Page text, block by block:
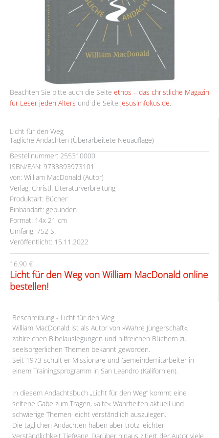
Licht für den Weg
Tägliche Andachten (Überarbeitete Neuauflage)
Bestellnummer: 255310000
ISBN/EAN: 9783893973101
von: William MacDonald (Autor)
Verlag: Christl. Literaturverbreitung
Produktart: Bücher
Einbandart: gebunden
Format: 14x 21 cm
Umfang: 752 S.
Veröffentlicht: 15.11.2022
16.90 €
Licht für den Weg von William MacDonald online
bestellen!
Beachten Sie bitte auch die Seite ethos – das christliche Magazin
für Leser jeden Alters und die Seite jesusimfokus.de
Beschreibung - Licht für den Weg
William MacDonald ist als Autor von »Wahre Jüngerschaft«,
zahlreichen Bibelauslegungen und hilfreichen Büchern zu
seelsorgerlichen Themen bekannt geworden.
Seit 1973 schult er Missionare und Gemeindemitarbeiter in
einem Trainingsprogramm in San Leandro (Kalifornien).
In diesem Andachtsbuch „Licht für den Weg“ kommt eine
seltene Gabe zum Tragen, »alte« Wahrheiten aktuell und
schwierige Themen leicht verständlich auszulegen.
Die täglichen Andachten haben aber trotz leichter
Verständlichkeit Tiefgang. Darüber hinaus zitiert der Autor viele